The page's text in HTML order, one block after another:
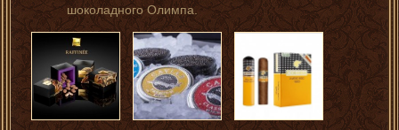
шоколадного Олимпа.